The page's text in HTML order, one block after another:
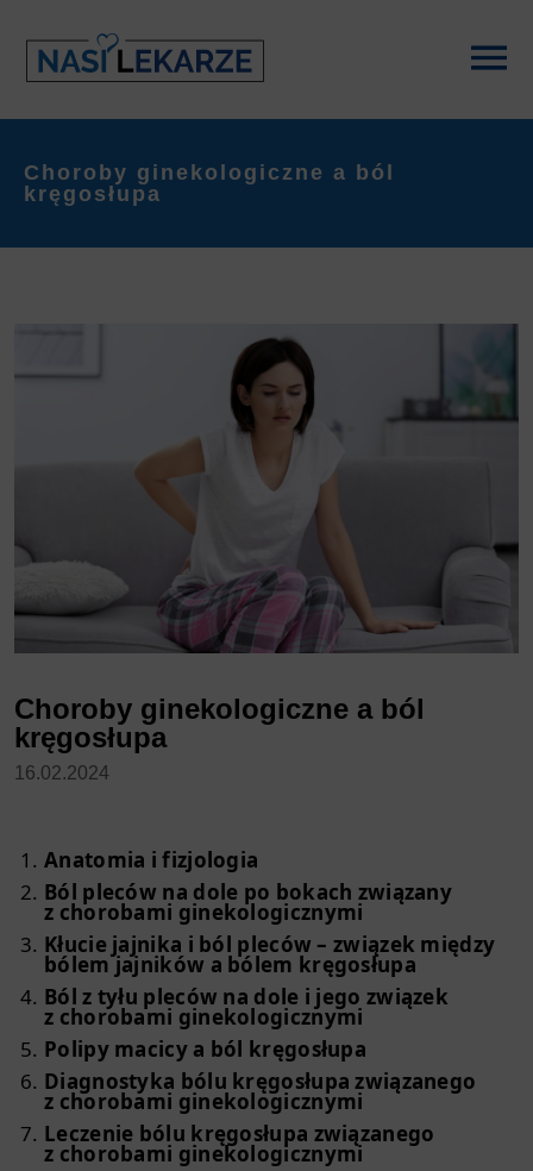
Choroby ginekologiczne a ból
kręgosłupa
Choroby ginekologiczne a ból
kręgosłupa
16.02.2024
Anatomia i fizjologia
Ból pleców na dole po bokach związany
z chorobami ginekologicznymi
Kłucie jajnika i ból pleców – związek między
bólem jajników a bólem kręgosłupa
Ból z tyłu pleców na dole i jego związek
z chorobami ginekologicznymi
Polipy macicy a ból kręgosłupa
Diagnostyka bólu kręgosłupa związanego
z chorobami ginekologicznymi
Leczenie bólu kręgosłupa związanego
z chorobami ginekologicznymi